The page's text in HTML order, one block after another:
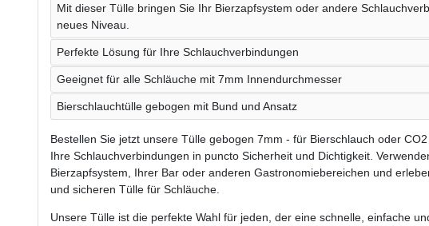
Mit dieser Tülle bringen Sie Ihr Bierzapfsystem oder andere
neues Niveau.
Perfekte Lösung für Ihre Schlauchverbindungen
Geeignet für alle Schläuche mit 7mm Innendurchmesser
Bierschlauchtülle gebogen mit Bund und Ansatz
Bestellen Sie jetzt unsere Tülle gebogen 7mm - für Bierschlauch oder
Ihre Schlauchverbindungen in puncto Sicherheit und Dichtigkeit.
Bierzapfsystem, Ihrer Bar oder anderen Gastronomiebereichen und
und sicheren Tülle für Schläuche.
Unsere Tülle ist die perfekte Wahl für jeden, der eine schnelle, einfache